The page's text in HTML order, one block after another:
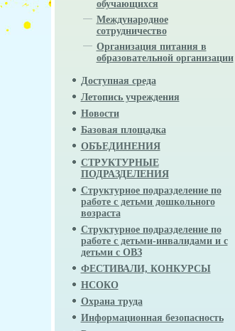
обучающихся
Международное
сотрудничество
Организация питания в
образовательной организации
Доступная среда
Летопись учреждения
Новости
Базовая площадка
ОБЪЕДИНЕНИЯ
СТРУКТУРНЫЕ
ПОДРАЗДЕЛЕНИЯ
Структурное подразделение по
работе с детьми дошкольного
возраста
Структурное подразделение по
работе с детьми-инвалидами и с
детьми с ОВЗ
ФЕСТИВАЛИ, КОНКУРСЫ
НСОКО
Охрана труда
Информационная безопасность